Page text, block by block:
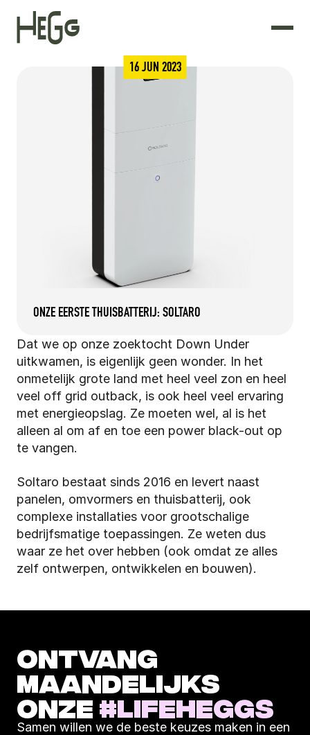
ONZE EERSTE THUISBATTERIJ: SOLTARO
16 JUN 2023
Dat we op onze zoektocht Down Under
uitkwamen, is eigenlijk geen wonder. In het
onmetelijk grote land met heel veel zon en heel
veel off grid outback, is ook heel veel ervaring
met energieopslag. Ze moeten wel, al is het
alleen al om af en toe een power black-out op
te vangen.
Soltaro bestaat sinds 2016 en levert naast
panelen, omvormers en thuisbatterij, ook
complexe installaties voor grootschalige
bedrijfsmatige toepassingen. Ze weten dus
waar ze het over hebben (ook omdat ze alles
zelf ontwerpen, ontwikkelen en bouwen).
ONTVANG
MAANDELIJKS
ONZE #LIFEHEGGS
Samen willen we de beste keuzes maken in een